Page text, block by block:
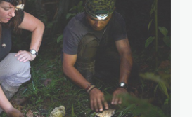
en-
muller